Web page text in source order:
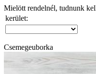
Mielött rendelnél, tudnunk
kerület:
Csemegeuborka